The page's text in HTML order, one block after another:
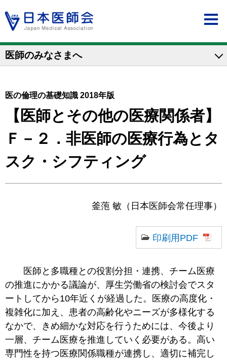
医師のみなさまへ
医の倫理の基礎知識 2018年版
【医師とその他の医療関係者】
Ｆ－２．非医師の医療行為とタ
スク・シフティング
釜萢 敏（日本医師会常任理事）
印刷用PDF
医師と多職種との役割分担・連携、チーム医療
の推進にかかる議論が、厚生労働省の検討会でスタ
ートしてから10年近くが経過した。医療の高度化・
複雑化に加え、患者の高齢化やニーズが多様化する
なかで、きめ細かな対応を行うためには、今後より
一層、チーム医療を推進していく必要がある。高い
専門性を持つ医療関係職種が連携し、適切に補完し